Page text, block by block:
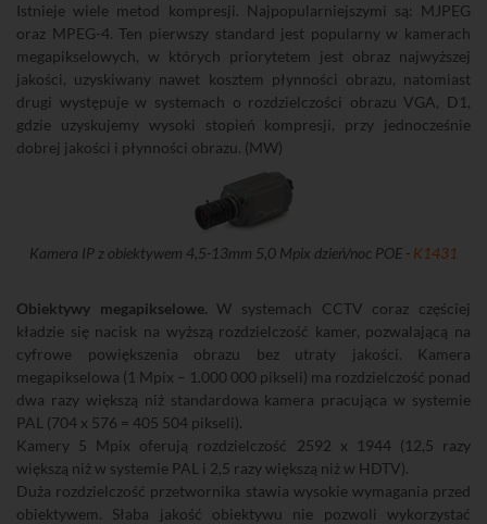
Istnieje wiele metod kompresji. Najpopularniejszymi są: MJPEG
oraz MPEG-4. Ten pierwszy standard jest popularny w kamerach
megapikselowych, w których priorytetem jest obraz najwyższej
jakości, uzyskiwany nawet kosztem płynności obrazu, natomiast
drugi występuje w systemach o rozdzielczości obrazu VGA, D1,
gdzie uzyskujemy wysoki stopień kompresji, przy jednocześnie
dobrej jakości i płynności obrazu. (MW)
Kamera IP z obiektywem 4,5-13mm 5,0 Mpix dzień/noc POE - K1431
Obiektywy megapikselowe. W systemach CCTV coraz częściej
kładzie się nacisk na wyższą rozdzielczość kamer, pozwalającą na
cyfrowe powiększenia obrazu bez utraty jakości. Kamera
megapikselowa (1 Mpix – 1.000 000 pikseli) ma rozdzielczość ponad
dwa razy większą niż standardowa kamera pracująca w systemie
PAL (704 x 576 = 405 504 pikseli).
Kamery 5 Mpix oferują rozdzielczość 2592 x 1944 (12,5 razy
większą niż w systemie PAL i 2,5 razy większą niż w HDTV).
Duża rozdzielczość przetwornika stawia wysokie wymagania przed
obiektywem. Słaba jakość obiektywu nie pozwoli wykorzystać